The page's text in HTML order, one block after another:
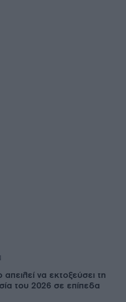
απειλεί να εκτοξεύσει τη
του 2026 σε επίπεδα